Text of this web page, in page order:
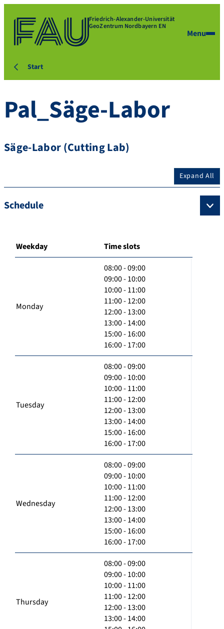
Friedrich-Alexander-Universität
GeoZentrum Nordbayern EN
Menu
Start
Pal_Säge-Labor
Säge-Labor (Cutting Lab)
Expand All
Schedule
Weekday Time slots
Monday
08:00 - 09:00
09:00 - 10:00
10:00 - 11:00
11:00 - 12:00
12:00 - 13:00
13:00 - 14:00
15:00 - 16:00
16:00 - 17:00
Tuesday
08:00 - 09:00
09:00 - 10:00
10:00 - 11:00
11:00 - 12:00
12:00 - 13:00
13:00 - 14:00
15:00 - 16:00
16:00 - 17:00
Wednesday
08:00 - 09:00
09:00 - 10:00
10:00 - 11:00
11:00 - 12:00
12:00 - 13:00
13:00 - 14:00
15:00 - 16:00
16:00 - 17:00
Thursday
08:00 - 09:00
09:00 - 10:00
10:00 - 11:00
11:00 - 12:00
12:00 - 13:00
13:00 - 14:00